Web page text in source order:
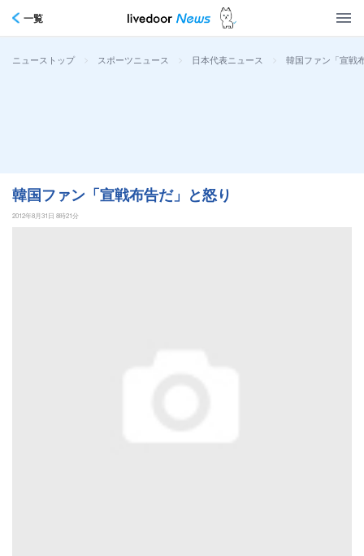
一覧
ニューストップ > スポーツニュース > 日本代表ニュース > 韓国ファン「宣戦
韓国ファン「宣戦布告だ」と怒り
2012年8月31日 8時21分